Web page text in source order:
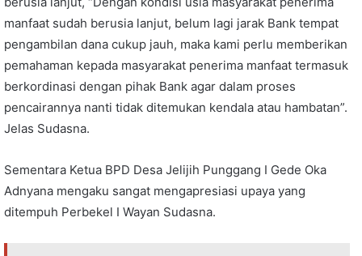
manfaat sudah berusia lanjut, belum lagi jarak Bank tempat
pengambilan dana cukup jauh, maka kami perlu memberikan
pemahaman kepada masyarakat penerima manfaat termasuk
berkordinasi dengan pihak Bank agar dalam proses
pencairannya nanti tidak ditemukan kendala atau hambatan”.
Jelas Sudasna.
Sementara Ketua BPD Desa Jelijih Punggang I Gede Oka
Adnyana mengaku sangat mengapresiasi upaya yang
ditempuh Perbekel I Wayan Sudasna.